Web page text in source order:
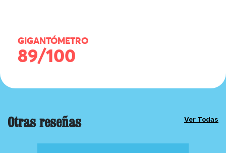
GIGANTÓMETRO
89/100
Otras reseñas Ver Todas